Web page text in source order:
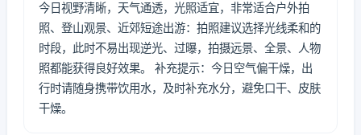
今日视野清晰，天气通透，光照适宜，非常适合户外拍
照、登山观景、近郊短途出游：拍照建议选择光线柔和的
时段，此时不易出现逆光、过曝，拍摄远景、全景、人物
照都能获得良好效果。 补充提示：今日空气偏干燥，出
行时请随身携带饮用水，及时补充水分，避免口干、皮肤
干燥。